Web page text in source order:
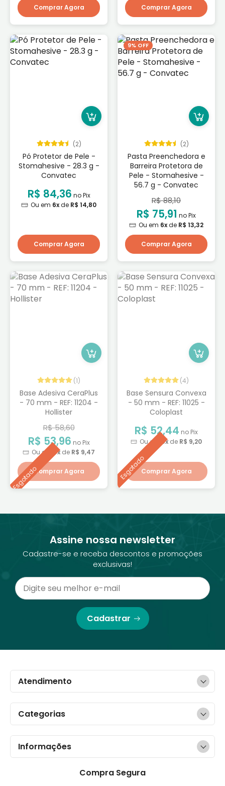
Comprar Agora Comprar Agora
(2)
Pó Protetor de Pele -
Stomahesive - 28.3 g -
Convatec
R$ 84,36 no Pix
Ou em 6xde R$ 14,80
Comprar Agora
9% OFF
(2)
Pasta Preenchedora e
Barreira Protetora de
Pele - Stomahesive -
56.7 g - Convatec
R$ 88,10
R$ 75,91 no Pix
Ou em 6xde R$ 13,32
Comprar Agora
(1)
Base Adesiva CeraPlus
- 70 mm - REF: 11204 -
Hollister
R$ 58,60
R$ 53,96 no Pix
Ou em
6x de R$ 9,47
Comprar Agora
Esgotado
(4)
Base Sensura Convexa
- 50 mm - REF: 11025 -
Coloplast
R$ 52,44 no Pix
Ou em
6x de R$ 9,20
Comprar Agora
Esgotado
Assine nossa newsletter
Cadastre-se e receba descontos e promoções
exclusivas!
Cadastrar
Categorias
Informações
Compra Segura
Atendimento